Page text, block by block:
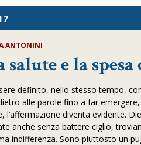
ANTONINI
e la
definito, nello stesso tempo,
alle parole fino a far
l’affermazione diventa evidente.
anche senza battere ciglio,
indifferenza. Sono piuttosto un